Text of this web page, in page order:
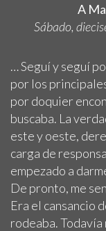
A
Sábado,
… Seguí y seguí
por los
por doquier
buscaba. La
este y oeste,
carga de
empezado a
De pronto, me
Era el cansancio
rodeaba. Todavía